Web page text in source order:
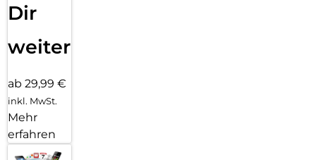
Dir
weiter
ab 29,99 €
inkl. MwSt.
Mehr
erfahren